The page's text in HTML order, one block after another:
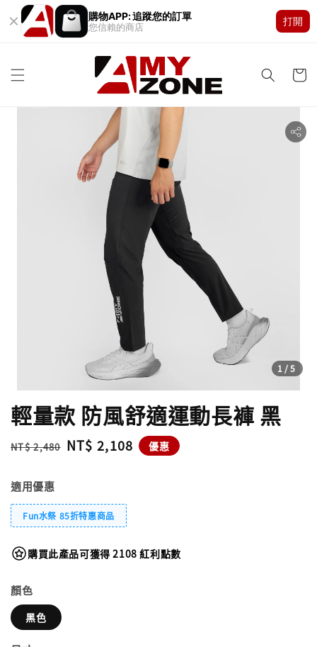
購物APP: 追蹤您的訂單
您信賴的商店
打開
1/5
輕量款 防風舒適運動長褲 黑
Regular
NT$ 2,480 Sale
NT$ 2,108 優惠
適用優惠
Fun水祭 85折特惠商品
購買此產品可獲得 2108 紅利點數
顏色
黑色